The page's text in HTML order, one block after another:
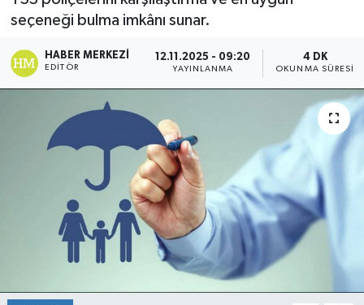
seçeneği bulma imkânı sunar.
HABER MERKEZI
EDITÖR
12.11.2025 - 09:20
YAYINLANMA
4 DK
OKUNMA SÜRESI